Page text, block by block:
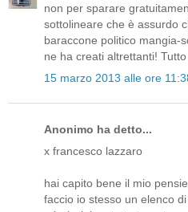
non per sparare
sottolineare che è assurdo
baraccone politico mangia-
ne ha creati altrettanti! Tutto
15 marzo 2013 alle ore
Anonimo ha detto...
x francesco lazzaro
hai capito bene il mio
faccio io stesso un elenco